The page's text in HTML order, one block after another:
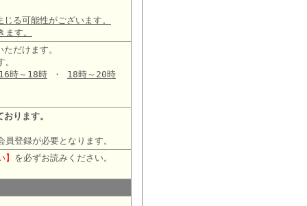
る可能性がございます。
す。
だけます。
時～18時 ・ 18時～20時
ります。
登録が必要となります。
を必ずお読みください。